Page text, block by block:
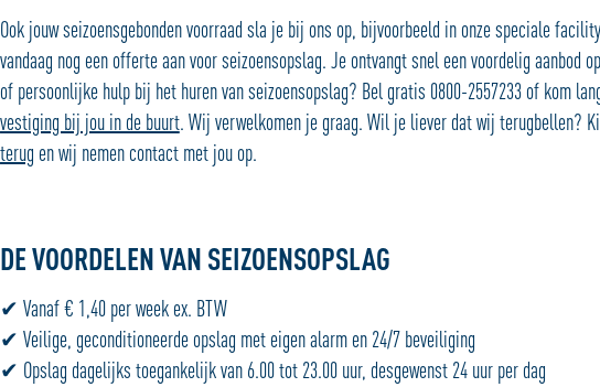
Ook jouw seizoensgebonden voorraad sla je bij ons op, bijvoorbeeld in onze speciale
vandaag nog een offerte aan voor seizoensopslag. Je ontvangt snel een voordelig aanbod
of persoonlijke hulp bij het huren van seizoensopslag? Bel gratis 0800-2557233 of kom
vestiging bij jou in de buurt. Wij verwelkomen je graag. Wil je liever dat wij terugbellen?
terug en wij nemen contact met jou op.
DE VOORDELEN VAN SEIZOENSOPSLAG
✔ Vanaf € 1,40 per week ex. BTW
✔ Veilige, geconditioneerde opslag met eigen alarm en 24/7 beveiliging
✔ Opslag dagelijks toegankelijk van 6.00 tot 23.00 uur, desgewenst 24 uur per dag